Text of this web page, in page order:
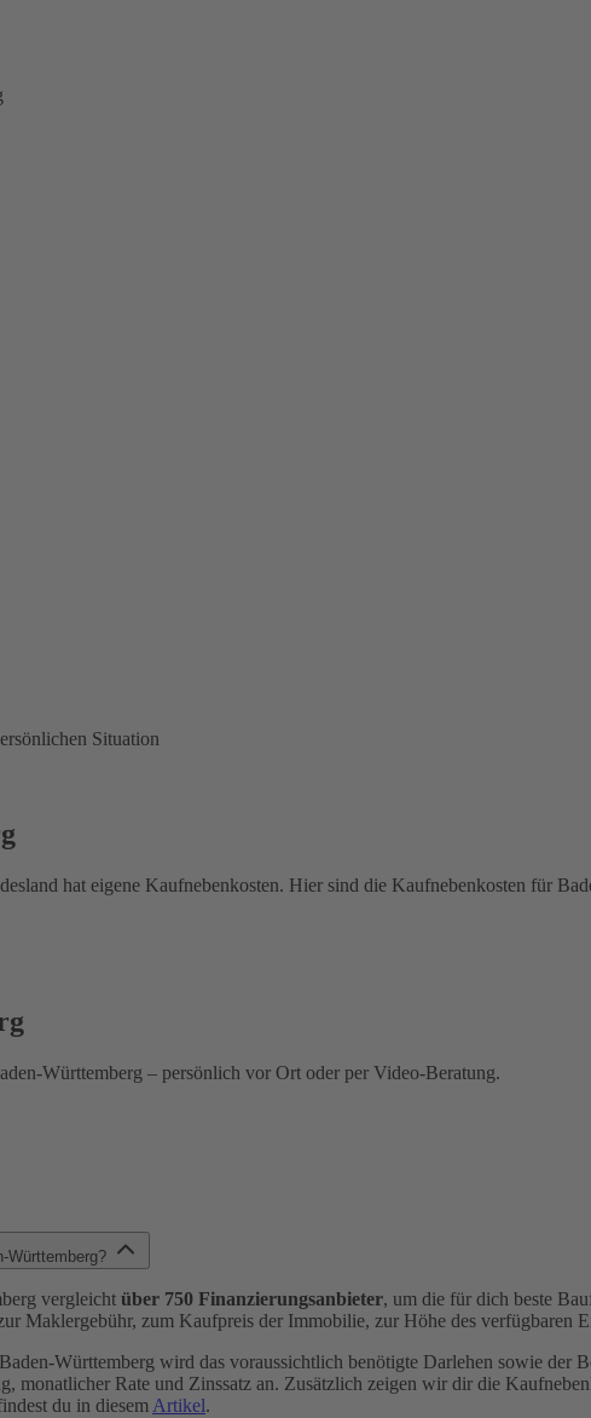
Situation
hat eigene Kaufnebenkosten. Hier sind die Kaufnebenkosten für
Württemberg – persönlich vor Ort oder per Video-Beratung.
Württemberg?
vergleicht über 750 Finanzierungsanbieter, um die für dich beste
Maklergebühr, zum Kaufpreis der Immobilie, zur Höhe des verfügbaren
Württemberg wird das voraussichtlich benötigte Darlehen sowie der
monatlicher Rate und Zinssatz an. Zusätzlich zeigen wir dir die
du in diesem Artikel.